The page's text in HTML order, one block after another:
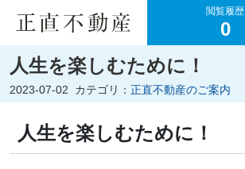
閲覧履歴
0
人生を楽しむために！
2023-07-02 カテゴリ： 正直不動産のご案内
人生を楽しむために！